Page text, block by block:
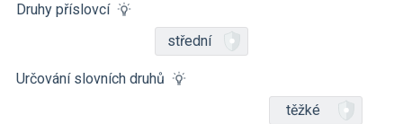
Druhy příslovcí
střední
Určování slovních druhů
těžké